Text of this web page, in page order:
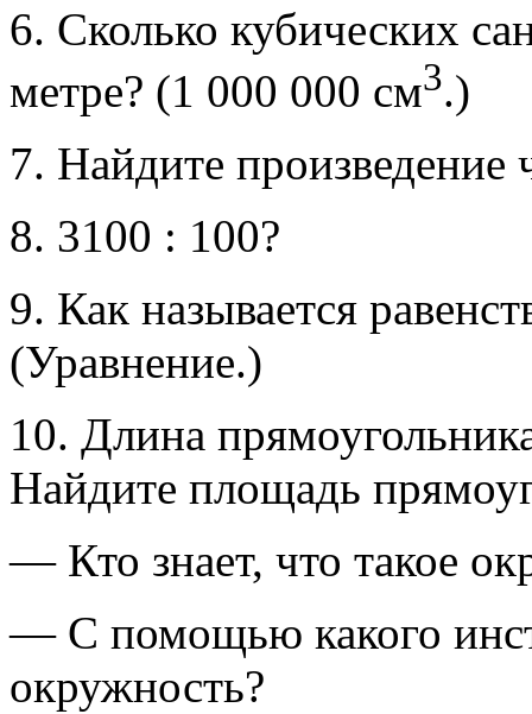
6. Сколько кубических
метре? (1 000 000 см3.)
7. Найдите произведение
8. 3100 : 100?
9. Как называется
(Уравнение.)
10. Длина
Найдите площадь
— Кто знает, что такое
— С помощью какого
окружность?